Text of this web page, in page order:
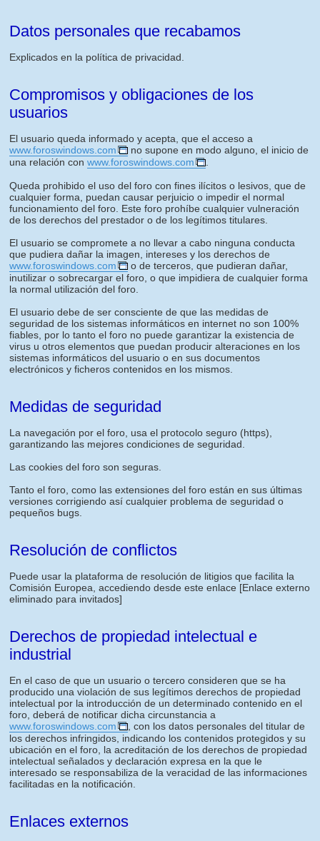
Datos personales que recabamos
Explicados en la política de privacidad.
Compromisos y obligaciones de los
usuarios
El usuario queda informado y acepta, que el acceso a
www.foroswindows.com
no supone en modo alguno, el inicio de
una relación con www.foroswindows.com
Queda prohibido el uso del foro con fines ilícitos o lesivos, que de
cualquier forma, puedan causar perjuicio o impedir el normal
funcionamiento del foro. Este foro prohíbe cualquier vulneración
de los derechos del prestador o de los legítimos titulares.
El usuario se compromete a no llevar a cabo ninguna conducta
que pudiera dañar la imagen, intereses y los derechos de
www.foroswindows.com
o de terceros, que pudieran dañar,
inutilizar o sobrecargar el foro, o que impidiera de cualquier forma
la normal utilización del foro.
El usuario debe de ser consciente de que las medidas de
seguridad de los sistemas informáticos en internet no son 100%
fiables, por lo tanto el foro no puede garantizar la existencia de
virus u otros elementos que puedan producir alteraciones en los
sistemas informáticos del usuario o en sus documentos
electrónicos y ficheros contenidos en los mismos.
Medidas de seguridad
La navegación por el foro, usa el protocolo seguro (https),
garantizando las mejores condiciones de seguridad.
Las cookies del foro son seguras.
Tanto el foro, como las extensiones del foro están en sus últimas
versiones corrigiendo así cualquier problema de seguridad o
pequeños bugs.
Resolución de conflictos
Puede usar la plataforma de resolución de litigios que facilita la
Comisión Europea, accediendo desde este enlace [Enlace externo
eliminado para invitados]
Derechos de propiedad intelectual e
industrial
En el caso de que un usuario o tercero consideren que se ha
producido una violación de sus legítimos derechos de propiedad
intelectual por la introducción de un determinado contenido en el
foro, deberá de notificar dicha circunstancia a
www.foroswindows.com
, con los datos personales del titular de
los derechos infringidos, indicando los contenidos protegidos y su
ubicación en el foro, la acreditación de los derechos de propiedad
intelectual señalados y declaración expresa en la que le
interesado se responsabiliza de la veracidad de las informaciones
facilitadas en la notificación.
Enlaces externos